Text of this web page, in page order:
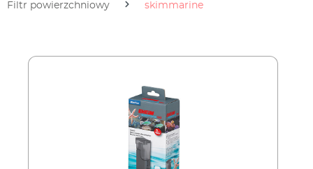
Filtr powierzchniowy
skimmarine